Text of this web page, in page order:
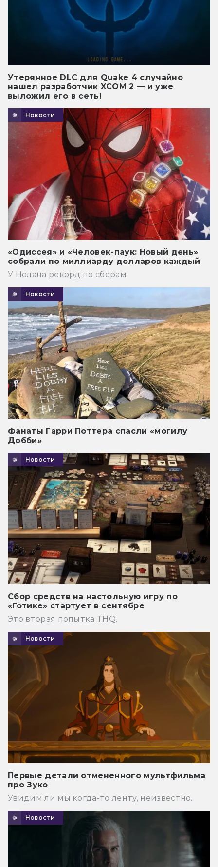
Утерянное DLC для Quake 4 случайно
нашел разработчик XCOM 2 — и уже
выложил его в сеть!
Новости
«Одиссея» и «Человек-паук: Новый день»
собрали по миллиарду долларов каждый
У Нолана рекорд по сборам.
Новости
Фанаты Гарри Поттера спасли «могилу
Добби»
Новости
Сбор средств на настольную игру по
«Готике» стартует в сентябре
Это вторая попытка THQ.
Новости
Первые детали отмененного мультфильма
про Зуко
Увидим ли мы когда-то ленту, неизвестно.
Новости